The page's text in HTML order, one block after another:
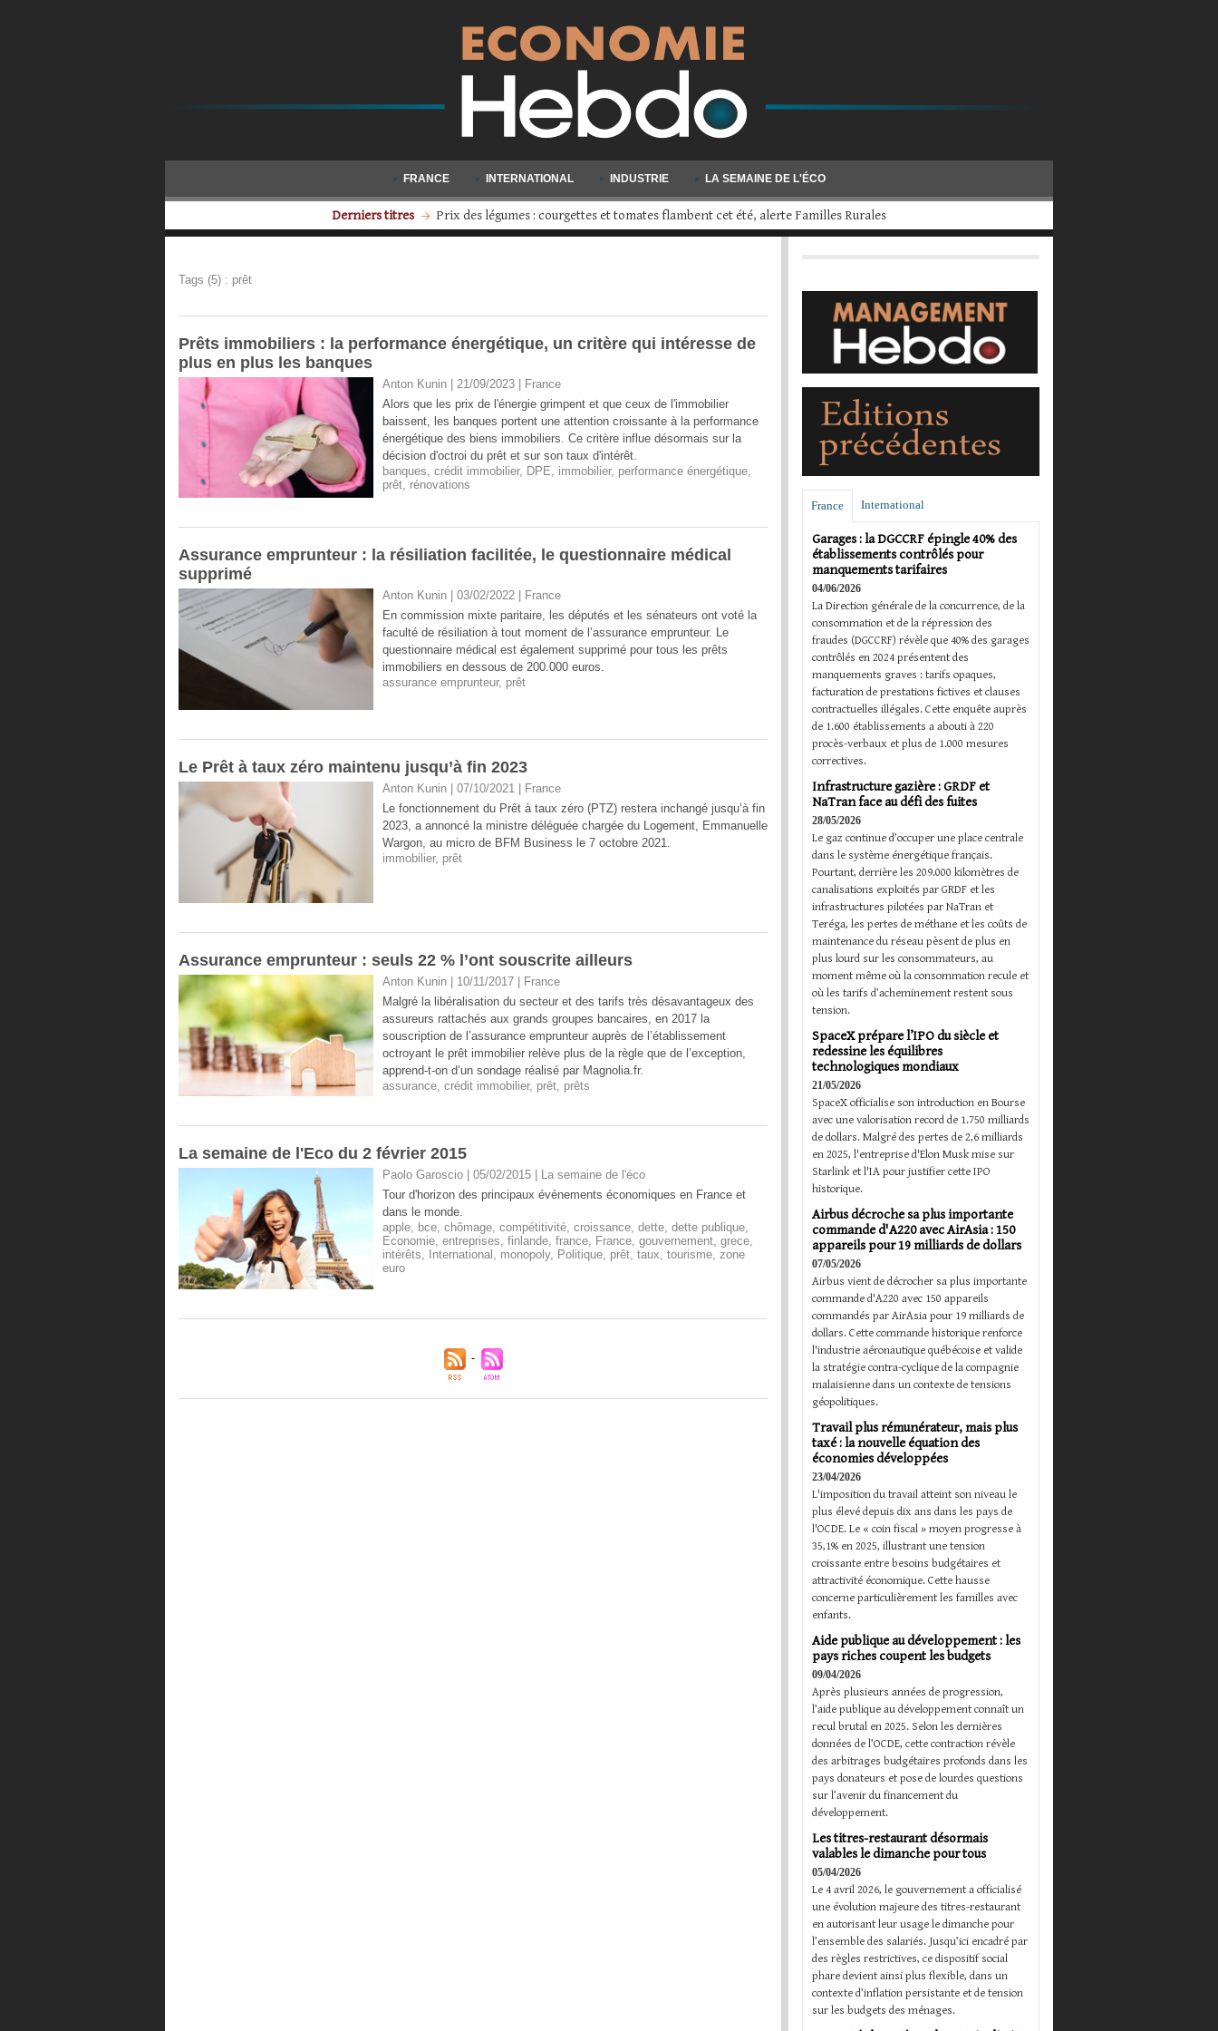
FRANCE INTERNATIONAL INDUSTRIE LA SEMAINE DE L'ÉCO
Derniers titres Volkswagen engage une restructuration d'ampleur : quatre usines devraient fermer
Tags (5) : prêt
Prêts immobiliers : la performance énergétique, un critère qui intéresse de
plus en plus les banques
Anton Kunin | 21/09/2023
France
Alors que les prix de l'énergie grimpent et que ceux de l'immobilier
baissent, les banques portent une attention croissante à la performance
énergétique des biens immobiliers. Ce critère influe désormais sur la
décision d'octroi du prêt et sur son taux d'intérêt.
banques, crédit immobilier, DPE, immobilier, performance énergétique,
prêt, rénovations
Assurance emprunteur : la résiliation facilitée, le questionnaire médical
supprimé
Anton Kunin | 03/02/2022
France
En commission mixte paritaire, les députés et les sénateurs ont voté la
faculté de résiliation à tout moment de l’assurance emprunteur. Le
questionnaire médical est également supprimé pour tous les prêts
immobiliers en dessous de 200.000 euros.
assurance emprunteur, prêt
Le Prêt à taux zéro maintenu jusqu’à fin 2023
Anton Kunin | 07/10/2021
France
Le fonctionnement du Prêt à taux zéro (PTZ) restera inchangé jusqu’à fin
2023, a annoncé la ministre déléguée chargée du Logement, Emmanuelle
Wargon, au micro de BFM Business le 7 octobre 2021.
immobilier, prêt
Assurance emprunteur : seuls 22 % l’ont souscrite ailleurs
Anton Kunin | 10/11/2017
France
Malgré la libéralisation du secteur et des tarifs très désavantageux des
assureurs rattachés aux grands groupes bancaires, en 2017 la
souscription de l’assurance emprunteur auprès de l’établissement
octroyant le prêt immobilier relève plus de la règle que de l’exception,
apprend-t-on d’un sondage réalisé par Magnolia.fr.
assurance, crédit immobilier, prêt, prêts
La semaine de l'Eco du 2 février 2015
Paolo Garoscio | 05/02/2015
La semaine de l'éco
Tour d'horizon des principaux événements économiques en France et
dans le monde.
apple, bce, chômage, compétitivité, croissance, dette, dette publique,
Economie, entreprises, finlande, france, France, gouvernement, grece,
intérêts, International , monopoly, Politique, prêt, taux, tourisme, zone
euro
France International
Garages : la DGCCRF épingle 40% des
établissements contrôlés pour
manquements tarifaires
04/06/2026
La Direction générale de la concurrence, de la
consommation et de la répression des
fraudes (DGCCRF) révèle que 40% des garages
contrôlés en 2024 présentent des
manquements graves : tarifs opaques,
facturation de prestations fictives et clauses
contractuelles illégales. Cette enquête auprès
de 1.600 établissements a abouti à 220
procès-verbaux et plus de 1.000 mesures
correctives.
Infrastructure gazière : GRDF et
NaTran face au défi des fuites
28/05/2026
Le gaz continue d’occuper une place centrale
dans le système énergétique français.
Pourtant, derrière les 209.000 kilomètres de
canalisations exploités par GRDF et les
infrastructures pilotées par NaTran et
Teréga, les pertes de méthane et les coûts de
maintenance du réseau pèsent de plus en
plus lourd sur les consommateurs, au
moment même où la consommation recule et
où les tarifs d’acheminement restent sous
tension.
SpaceX prépare l’IPO du siècle et
redessine les équilibres
technologiques mondiaux
21/05/2026
SpaceX officialise son introduction en Bourse
avec une valorisation record de 1.750 milliards
de dollars. Malgré des pertes de 2,6 milliards
en 2025, l'entreprise d'Elon Musk mise sur
Starlink et l'IA pour justifier cette IPO
historique.
Airbus décroche sa plus importante
commande d'A220 avec AirAsia : 150
appareils pour 19 milliards de dollars
07/05/2026
Airbus vient de décrocher sa plus importante
commande d'A220 avec 150 appareils
commandés par AirAsia pour 19 milliards de
dollars. Cette commande historique renforce
l'industrie aéronautique québécoise et valide
la stratégie contra-cyclique de la compagnie
malaisienne dans un contexte de tensions
géopolitiques.
Travail plus rémunérateur, mais plus
taxé : la nouvelle équation des
économies développées
23/04/2026
L'imposition du travail atteint son niveau le
plus élevé depuis dix ans dans les pays de
l'OCDE. Le « coin fiscal » moyen progresse à
35,1% en 2025, illustrant une tension
croissante entre besoins budgétaires et
attractivité économique. Cette hausse
concerne particulièrement les familles avec
enfants.
Aide publique au développement : les
pays riches coupent les budgets
09/04/2026
Après plusieurs années de progression,
l’aide publique au développement connaît un
recul brutal en 2025. Selon les dernières
données de l’OCDE, cette contraction révèle
des arbitrages budgétaires profonds dans les
pays donateurs et pose de lourdes questions
sur l’avenir du financement du
développement.
Les titres-restaurant désormais
valables le dimanche pour tous
05/04/2026
Le 4 avril 2026, le gouvernement a officialisé
une évolution majeure des titres-restaurant
en autorisant leur usage le dimanche pour
l’ensemble des salariés. Jusqu’ici encadré par
des règles restrictives, ce dispositif social
phare devient ainsi plus flexible, dans un
contexte d’inflation persistante et de tension
sur les budgets des ménages.